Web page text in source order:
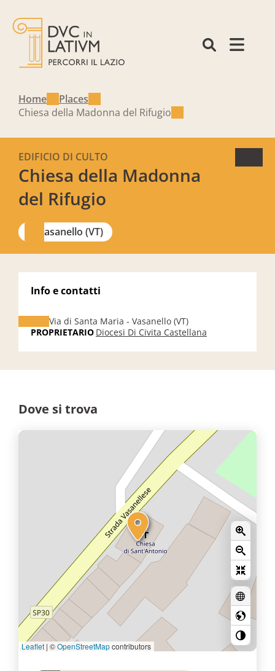
Home
Places
Chiesa della Madonna del Rifugio
Chiesa della Madonna
del Rifugio
EDIFICIO DI CULTO
Vasanello (VT)
Info e contatti
Via di Santa Maria - Vasanello (VT)
PROPRIETARIO Diocesi Di Civita Castellana
Dove si trova
Leaflet | ©OpenStreetMapcontributors